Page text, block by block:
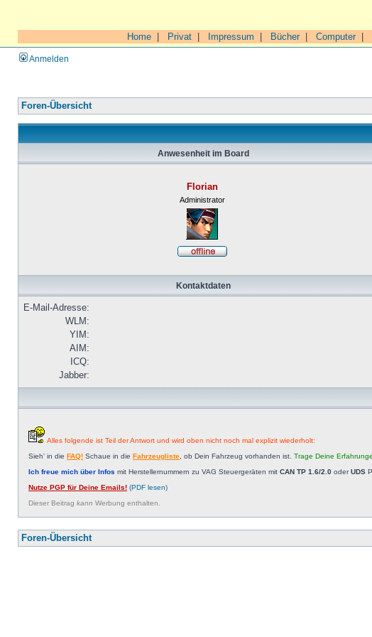
Home Privat Impressum Bücher| Computer|
Anmelden
Foren-Übersicht
Anwesenheit im Board
Florian
Administrator
Kontaktdaten
E-Mail-Adresse:
WLM:
YIM:
AIM:
ICQ:
Jabber:
Alles folgende ist Teil der Antwort und wird oben nicht noch mal explizit wiederholt:
Sieh' in die FAQ! Schaue in die Fahrzeugliste , ob Dein Fahrzeug vorhanden ist. Trage Deine
Ich freue mich über Infos mit Herstellernummern zu VAG Steuergeräten mit CAN TP 1.6/2.0 oderUDS
Nutze PGP für Deine Emails! (PDF lesen)
Dieser Beitrag kann Werbung enthalten.
Foren-Übersicht